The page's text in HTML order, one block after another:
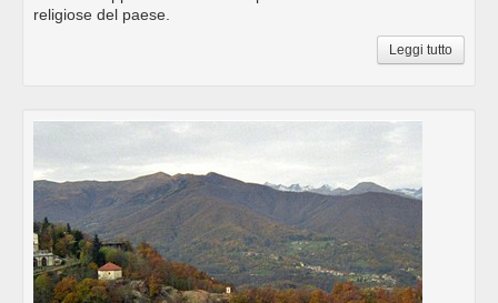
religiose del paese.
Leggi tutto